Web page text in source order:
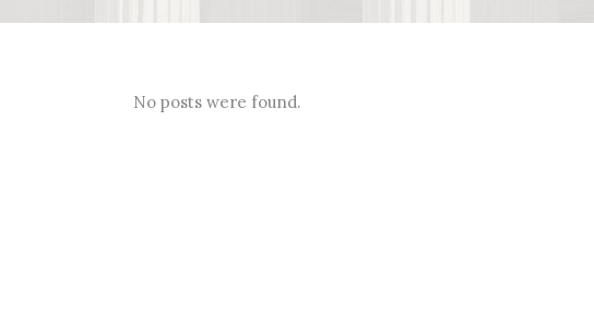
No posts were found.